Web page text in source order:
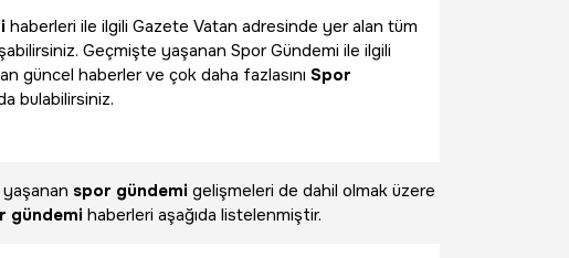
haberleri ile ilgili Gazete Vatan adresinde yer alan tüm
Geçmişte yaşanan Spor Gündemi ile ilgili
güncel haberler ve çok daha fazlasını Spor
bulabilirsiniz.
spor gündemi gelişmeleri de dahil olmak üzere
gündemi haberleri aşağıda listelenmiştir.